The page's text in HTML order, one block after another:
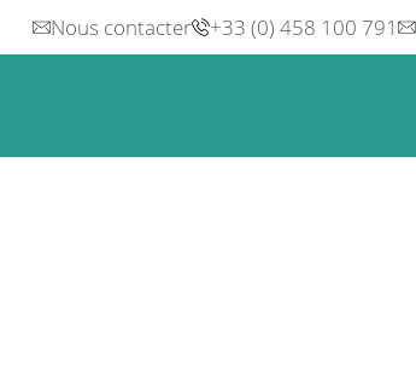
Nous contacter +33 (0) 458 100 791